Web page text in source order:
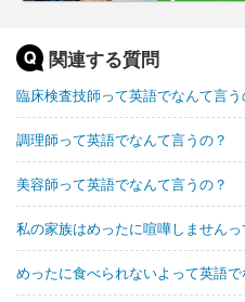
関連する質問
臨床検査技師って英語でなんて言う
調理師って英語でなんて言うの？
美容師って英語でなんて言うの？
私の家族はめったに喧嘩しません
めったに食べられないよって英語で